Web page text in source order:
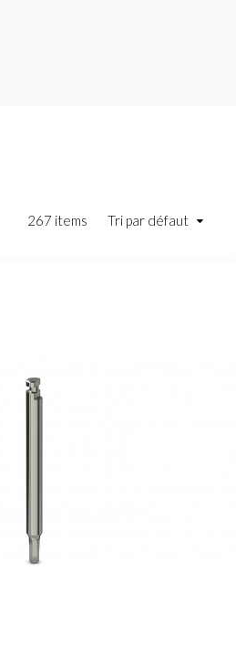
Tri par défaut
267 items